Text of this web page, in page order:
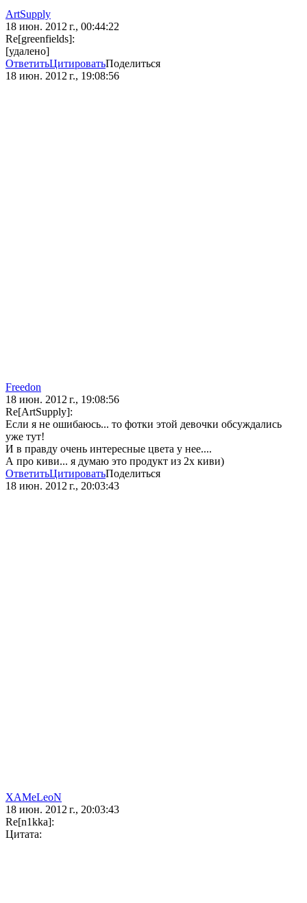
ArtSupply
18 июн. 2012 г., 00:44:22
Re[greenfields]:
[удалено]
ОтветитьЦитироватьПоделиться
18 июн. 2012 г., 19:08:56
Freedon
18 июн. 2012 г., 19:08:56
Re[ArtSupply]:
Если я не ошибаюсь... то фотки этой девочки обсуждались
уже тут!
И в правду очень интересные цвета у нее....
А про киви... я думаю это продукт из 2х киви)
ОтветитьЦитироватьПоделиться
18 июн. 2012 г., 20:03:43
XAMeLeoN
18 июн. 2012 г., 20:03:43
Re[n1kka]:
Цитата: